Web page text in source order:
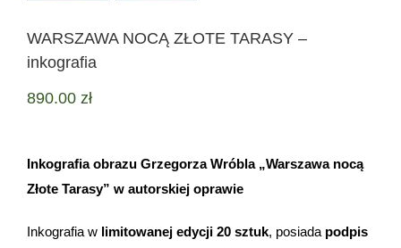
WARSZAWA NOCĄ ZŁOTE TARASY –
inkografia
890.00 zł
Inkografia obrazu Grzegorza Wróbla „Warszawa nocą
Złote Tarasy” w autorskiej oprawie
Inkografia w limitowanej edycji 20 sztuk, posiada podpis